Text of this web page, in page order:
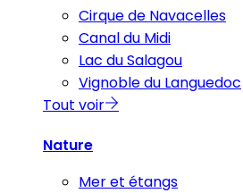
Cirque de Navacelles
Canal du Midi
Lac du Salagou
Vignoble du Languedoc
Tout voir
Nature
Mer et étangs